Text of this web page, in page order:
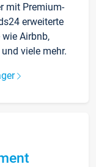
mit Premium-
erweiterte
Airbnb,
viele mehr.